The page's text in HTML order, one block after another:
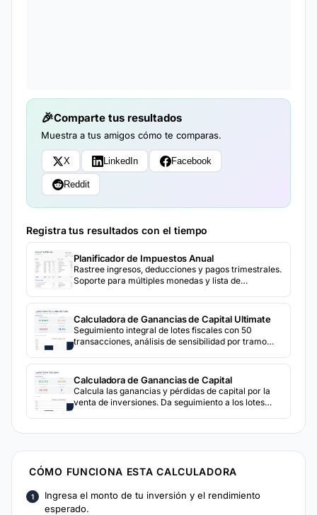
Comparte tus resultados
Muestra a tus amigos cómo te comparas.
X LinkedIn Facebook
Reddit
Registra tus resultados con el tiempo
Planificador de Impuestos Anual
Rastree ingresos, deducciones y pagos trimestrales.
Soporte para múltiples monedas y lista de
Calculadora de Ganancias de Capital Ultimate
Seguimiento integral de lotes fiscales con 50
transacciones, análisis de sensibilidad por tramo
venta ficticia y resumen fiscal anual detallado.
Calculadora de Ganancias de Capital
Calcula las ganancias y pérdidas de capital por la
venta de inversiones. Da seguimiento a los lotes
CÓMO FUNCIONA ESTA CALCULADORA
Ingresa el monto de tu inversión y el rendimiento
esperado.